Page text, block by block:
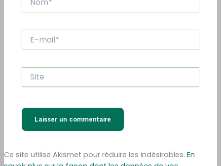
mail*
Ce site utilise Akismet pour réduire les indésirables. En